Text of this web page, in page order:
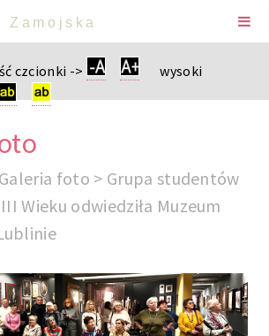
Zamojska
czcionki ->
wysoki
foto > Grupa studentów
Wieku odwiedziła Muzeum